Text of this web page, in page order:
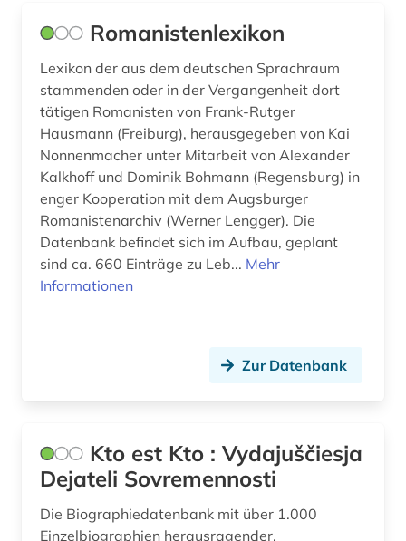
evangelische kirchengeschichte (1)
exil (1)
experimentelle archäologie (1)
extremismus (1)
exulant (1)
fachgeschichte (1)
fachportal (1)
faksimile (1)
familienwappen (1)
fedderwarden (1)
fernsehen (1)
Romanistenlexikon
Lexikon der aus dem deutschen Sprachraum
stammenden oder in der Vergangenheit dort
tätigen Romanisten von Frank-Rutger
Hausmann (Freiburg), herausgegeben von Kai
Nonnenmacher unter Mitarbeit von Alexander
Kalkhoff und Dominik Bohmann (Regensburg) in
enger Kooperation mit dem Augsburger
Romanistenarchiv (Werner Lengger). Die
Datenbank befindet sich im Aufbau, geplant
sind ca. 660 Einträge zu Leb... Mehr
Informationen
Zur Datenbank
Kto est Kto : Vydajuščiesja
Dejateli Sovremennosti
Die Biographiedatenbank mit über 1.000
Einzelbiographien herausragender,